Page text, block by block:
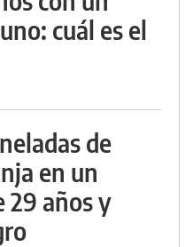
cuál es el
de
en un
29 años y